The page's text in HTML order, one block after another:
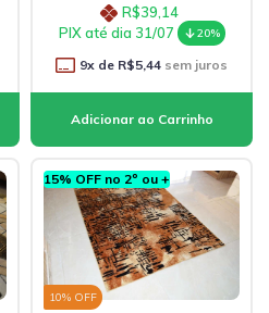
R$39,14
PIX até dia 31/07
20%
9x de R$5,44 sem juros
15% OFF no 2º ou +
10% OFF